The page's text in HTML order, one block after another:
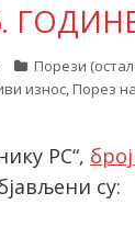
Порези
износ, Порез
РС“,
су: